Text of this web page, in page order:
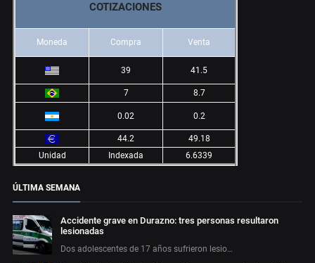
COTIZACIONES
Moneda Compra Venta
39 41.5
7 8.7
0.02 0.2
44.2
49.18
Unidad
Indexada 6.6339
ÚLTIMA SEMANA
Accidente grave en Durazno: tres personas resultaron
lesionadas
Dos adolescentes de 17 años sufrieron lesio…